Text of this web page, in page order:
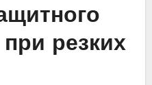
резких